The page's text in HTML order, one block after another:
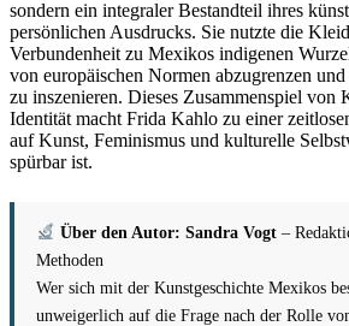
sondern ein integraler Bestandteil ihres
persönlichen Ausdrucks. Sie nutzte die
Verbundenheit zu Mexikos indigenen
von europäischen Normen abzugrenzen
zu inszenieren. Dieses Zusammenspiel von
Identität macht Frida Kahlo zu einer
auf Kunst, Feminismus und kulturelle
spürbar ist.
Über den Autor: Sandra Vogt–
Methoden
Wer sich mit der Kunstgeschichte Mexikos
unweigerlich auf die Frage nach der Rolle